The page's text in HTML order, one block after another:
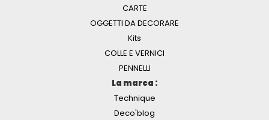
CARTE
OGGETTI DA DECORARE
Kits
COLLE E VERNICI
PENNELLI
La marca :
Technique
Deco'blog